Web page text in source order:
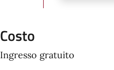
Costo
Ingresso gratuito